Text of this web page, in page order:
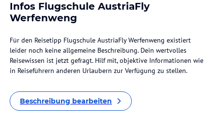
Infos Flugschule AustriaFly
Werfenweng
Für den Reisetipp Flugschule AustriaFly Werfenweng existiert
leider noch keine allgemeine Beschreibung. Dein wertvolles
Reisewissen ist jetzt gefragt. Hilf mit, objektive Informationen wie
in Reiseführern anderen Urlaubern zur Verfügung zu stellen.
Beschreibung bearbeiten